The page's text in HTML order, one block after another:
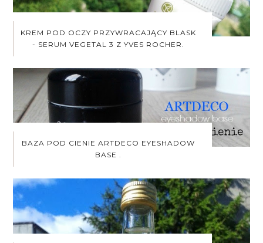
KREM POD OCZY PRZYWRACAJĄCY BLASK
- SERUM VEGETAL 3 Z YVES ROCHER.
BAZA POD CIENIE ARTDECO EYESHADOW
BASE .